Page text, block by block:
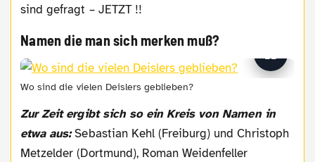
sind gefragt – JETZT !!
Namen die man sich merken muß?
Wo sind die vielen Deislers geblieben?
Zur Zeit ergibt sich so ein Kreis von Namen in
etwa aus:Sebastian Kehl (Freiburg) und Christoph
Metzelder (Dortmund), Roman Weidenfeller